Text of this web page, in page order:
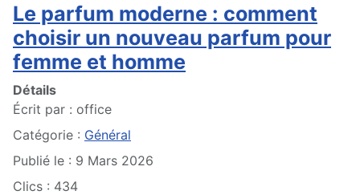
Le parfum moderne : comment
choisir un nouveau parfum pour
femme et homme
Détails
Écrit par : office
Catégorie : Général
Publié le : 9 Mars 2026
Clics : 434